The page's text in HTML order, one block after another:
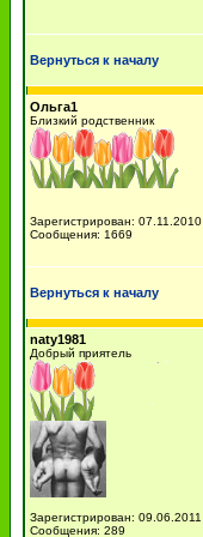
Вернуться к началу
Ольга1
Близкий родственник
Зарегистрирован: 07.11.2010
Сообщения: 1669
Вернуться к началу
naty1981
Добрый приятель
Зарегистрирован: 09.06.2011
Сообщения: 289